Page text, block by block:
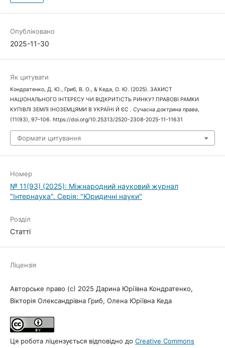
Опубліковано
2025-11-30
Як цитувати
Кондратенко, Д. Ю., Гриб, В. О., & Кеда, О. Ю. (2025). ЗАХИСТ
НАЦІОНАЛЬНОГО ІНТЕРЕСУ ЧИ ВІДКРИТІСТЬ РИНКУ? ПРАВОВІ РАМКИ
КУПІВЛІ ЗЕМЛІ ІНОЗЕМЦЯМИ В УКРАЇНІ Й ЄС . Сучасна доктрина права,
(11(93), 97–106. https://doi.org/10.25313/2520-2308-2025-11-11631
Формати цитування
Номер
№ 11(93) (2025): Міжнародний науковий журнал
"Інтернаука". Серія: "Юридичні науки"
Розділ
Статті
Ліцензія
Авторське право (c) 2025 Дарина Юріївна Кондратенко,
Вікторія Олександрівна Гриб, Олена Юріївна Кеда
Ця робота ліцензується відповідно до Creative Commons